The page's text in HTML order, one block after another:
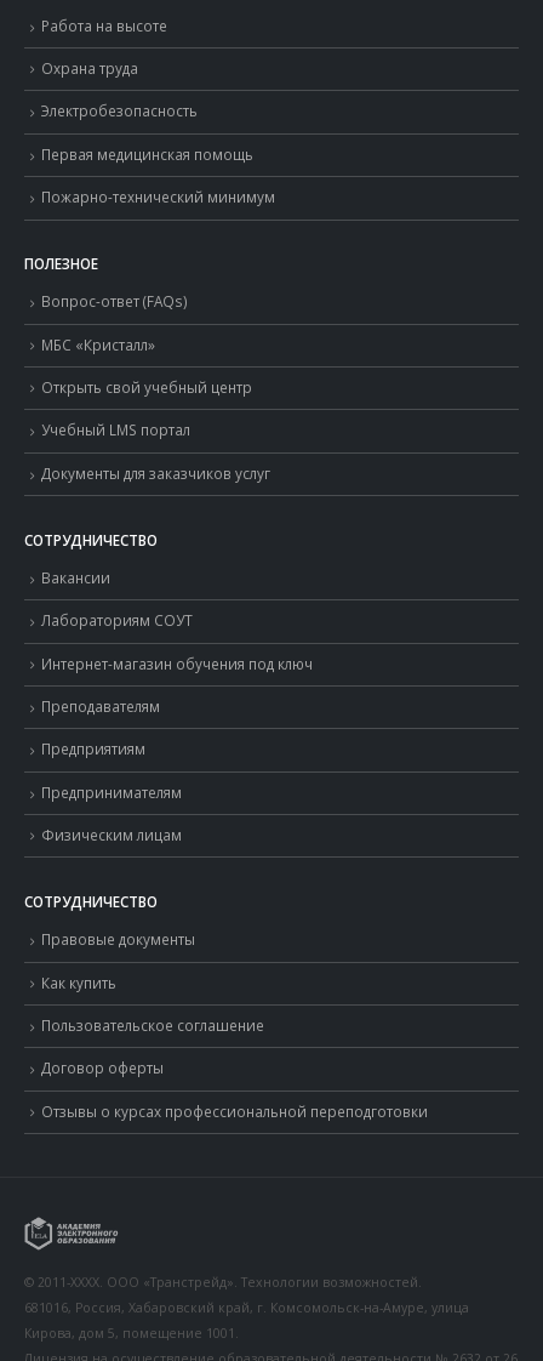
Работа на высоте
Охрана труда
Электробезопасность
Первая медицинская помощь
Пожарно-технический минимум
ПОЛЕЗНОЕ
Вопрос-ответ (FAQs)
МБС «Кристалл»
Открыть свой учебный центр
Учебный LMS портал
Документы для заказчиков услуг
СОТРУДНИЧЕСТВО
Вакансии
Лабораториям СОУТ
Интернет-магазин обучения под ключ
Преподавателям
Предприятиям
Предпринимателям
Физическим лицам
СОТРУДНИЧЕСТВО
Правовые документы
Как купить
Пользовательское соглашение
Договор оферты
Отзывы о курсах профессиональной переподготовки
© 2011-XXXX. ООО «Транстрейд». Технологии возможностей.
681016, Россия, Хабаровский край, г. Комсомольск-на-Амуре, улица
Кирова, дом 5, помещение 1001.